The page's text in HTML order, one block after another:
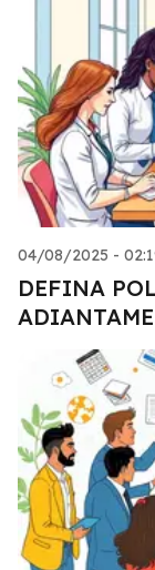
04/08/2025 -
DEFINA